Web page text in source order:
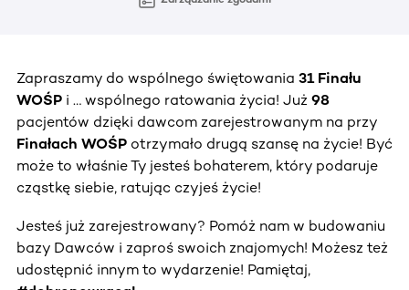
Zapraszamy do wspólnego świętowania 31 Finału
WOŚP i … wspólnego ratowania życia! Już 98
pacjentów dzięki dawcom zarejestrowanym na przy
Finałach WOŚP otrzymało drugą szansę na życie! Być
może to właśnie Ty jesteś bohaterem, który podaruje
cząstkę siebie, ratując czyjeś życie!
Jesteś już zarejestrowany? Pomóż nam w budowaniu
bazy Dawców i zaproś swoich znajomych! Możesz też
udostępnić innym to wydarzenie! Pamiętaj,